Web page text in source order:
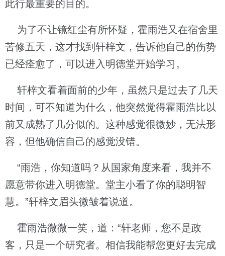
此行最重要的目的。
为了不让镜红尘有所怀疑，霍雨浩又在宿舍里
苦修五天，这才找到轩梓文，告诉他自己的伤势
已经痊愈了，可以进入明德堂开始学习。
轩梓文看着面前的少年，虽然只是过去了几天
时间，可不知道为什么，他突然觉得霍雨浩比以
前又成熟了几分似的。这种感觉很微妙，无法形
容，但他确信自己的感觉没错。
“雨浩，你知道吗？从国家角度来看，我并不
愿意带你进入明德堂。堂主小看了你的聪明智
慧。”轩梓文眉头微皱着说道。
霍雨浩微微一笑，道：“轩老师，您不是政
客，只是一个研究者。相信我能帮您更好去完成